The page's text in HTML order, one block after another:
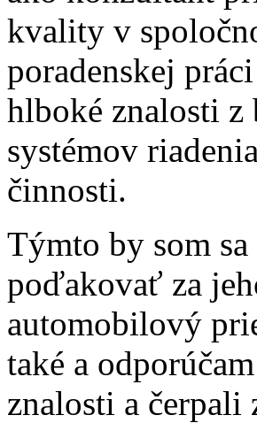
kvality v
poradenskej
hlboké znalosti z
systémov
činnosti.
Týmto by som
poďakovať za
automobilový
také a
znalosti a čerpali